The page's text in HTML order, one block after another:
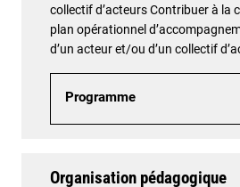
collectif d’acteurs Contribuer à la
plan opérationnel
d’un acteur et/ou d’un collectif
Programme
Organisation pédagogique